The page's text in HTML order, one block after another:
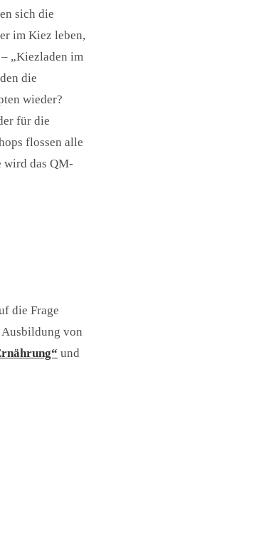
sich die
im Kiez leben,
„Kiezladen im
die
wieder?
für die
flossen alle
wird das QM-
die Frage
von
und